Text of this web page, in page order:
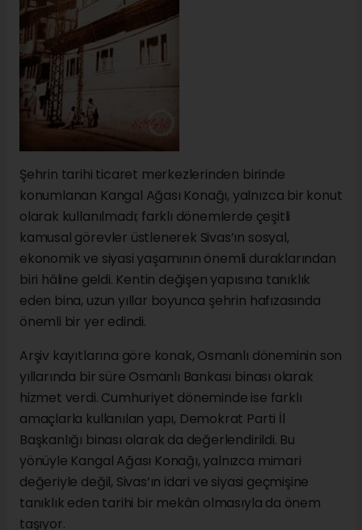
Şehrin tarihi ticaret merkezlerinden birinde
konumlanan Kangal Ağası Konağı, yalnızca bir konut
olarak kullanılmadı; farklı dönemlerde çeşitli
kamusal görevler üstlenerek Sivas’ın sosyal,
ekonomik ve siyasi yaşamının önemli duraklarından
biri hâline geldi. Kentin değişen yapısına tanıklık
eden bina, uzun yıllar boyunca şehrin hafızasında
önemli bir yer edindi.
Arşiv kayıtlarına göre konak, Osmanlı döneminin son
yıllarında bir süre Osmanlı Bankası binası olarak
hizmet verdi. Cumhuriyet döneminde ise farklı
amaçlarla kullanılan yapı, Demokrat Parti İl
Başkanlığı binası olarak da değerlendirildi. Bu
yönüyle Kangal Ağası Konağı, yalnızca mimari
değeriyle değil, Sivas’ın idari ve siyasi geçmişine
tanıklık eden tarihi bir mekân olmasıyla da önem
taşıyor.